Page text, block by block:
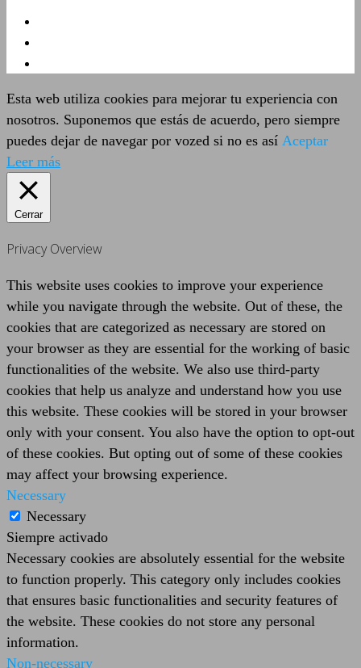
Esta web utiliza cookies para mejorar tu experiencia con
nosotros. Suponemos que estás de acuerdo, pero siempre
puedes dejar de navegar por vozed si no es así Aceptar
Leer más
Cerrar
Privacy Overview
This website uses cookies to improve your experience
while you navigate through the website. Out of these, the
cookies that are categorized as necessary are stored on
your browser as they are essential for the working of basic
functionalities of the website. We also use third-party
cookies that help us analyze and understand how you use
this website. These cookies will be stored in your browser
only with your consent. You also have the option to opt-out
of these cookies. But opting out of some of these cookies
may affect your browsing experience.
Necessary
Necessary
Siempre activado
Necessary cookies are absolutely essential for the website
to function properly. This category only includes cookies
that ensures basic functionalities and security features of
the website. These cookies do not store any personal
information.
Non-necessary